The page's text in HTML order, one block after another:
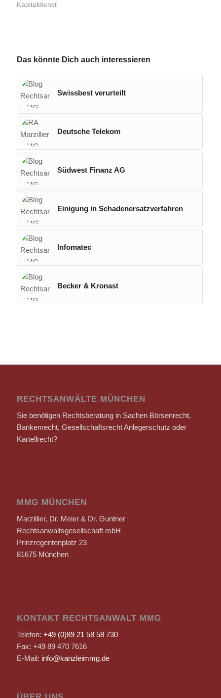
Kapitaldienst
Das könnte Dich auch interessieren
Swissbest verurteilt
Deutsche Telekom
Südwest Finanz AG
Einigung in Schadenersatzverfahren
Infomatec
Becker & Kronast
RECHTSANWÄLTE MÜNCHEN
Sie benötigen Rechtsberatung in Sachen Börsenrecht,
Bankenrecht, Gesellschaftsrecht Anlegerschutz oder
Kartellrecht?
MMG MÜNCHEN
Marzillier, Dr. Meier & Dr. Guntner
Rechtsanwaltsgesellschaft mbH
Prinzregentenplatz 23
81675 München
KONTAKT RECHTSANWALT MMG
Telefon: +49 (0)89 21 58 58 730
Fax: +49 89 470 7616
E-Mail: info@kanzleimmg.de